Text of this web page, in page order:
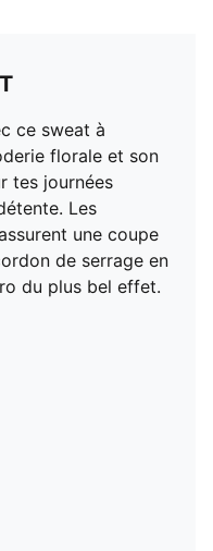
ce sweat à
florale et son
tes journées
Les
une coupe
de serrage en
du plus bel effet.